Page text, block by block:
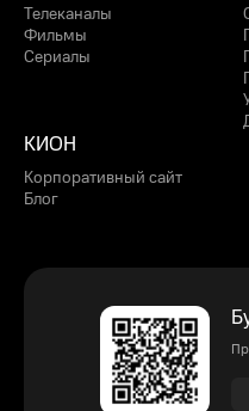
Телеканалы
Фильмы
Сериалы
КИОН
Корпоративный сайт
Блог